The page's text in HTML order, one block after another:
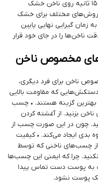
را بخوانید. اکثر چسب‌های ناخن در عرض 15 ثانیه روی ناخن خشک
روش‌های مختلف برای خشک
گیرایی نهایی پایین
ناخن‌ها را در جای خود قرار
مخصوص ناخن
ناخن برای فرد دیگری،
که مقاومت بالایی
بهترین گزینه هستند. • چسب
بزنید. از آغشته کردن
چون در این صورت چسب از
بدی ایجاد می‌کند. • کیفیت
از چسب‌های ناخنی که توسط
چرا که ایمنی این چسب‌ها
به پوست دست تماس پیدا
پوست نشود.